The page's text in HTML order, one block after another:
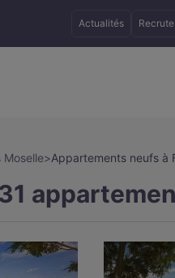
Actualités
Moselle>Appartements neufs à